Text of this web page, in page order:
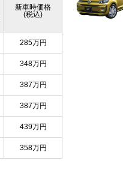
新車時価格
(税込)
285万円
348万円
387万円
387万円
439万円
358万円